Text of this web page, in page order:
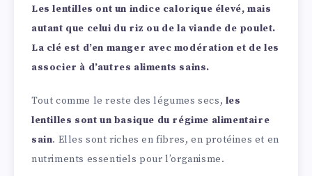
Les lentilles ont un indice calorique élevé, mais
autant que celui du riz ou de la viande de poulet.
La clé est d’en manger avec modération et de les
associer à d’autres aliments sains.
Tout comme le reste des légumes secs, les
lentilles sont un basique du régime alimentaire
sain. Elles sont riches en fibres, en protéines et en
nutriments essentiels pour l’organisme.